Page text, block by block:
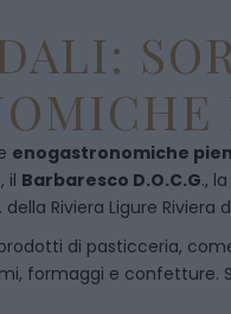
enogastronomiche
., il Barbaresco D.O.C.G., la
. della Riviera Ligure Riviera
di pasticceria,
formaggi e confetture.